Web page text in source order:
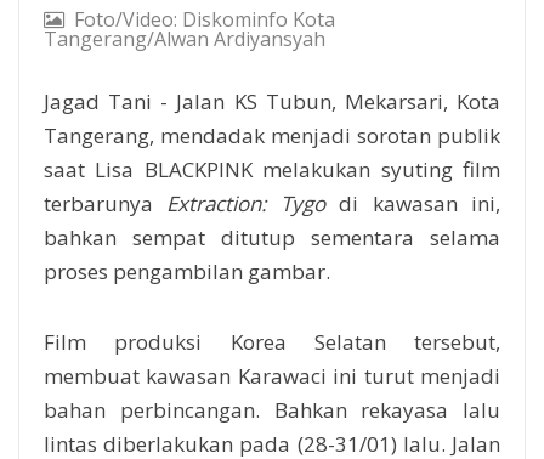
Foto/Video: Diskominfo Kota
Tangerang/Alwan Ardiyansyah
Jagad Tani - Jalan KS Tubun, Mekarsari, Kota
Tangerang, mendadak menjadi sorotan publik
saat Lisa BLACKPINK melakukan syuting film
terbarunya Extraction: Tygodi kawasan ini,
bahkan sempat ditutup sementara selama
proses pengambilan gambar.
Film produksi Korea Selatan tersebut,
membuat kawasan Karawaci ini turut menjadi
bahan perbincangan. Bahkan rekayasa lalu
lintas diberlakukan pada (28-31/01) lalu. Jalan